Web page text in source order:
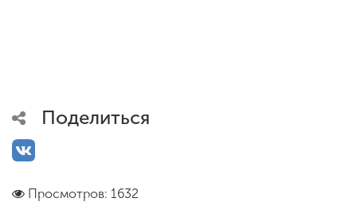
Поделиться
Просмотров: 1632